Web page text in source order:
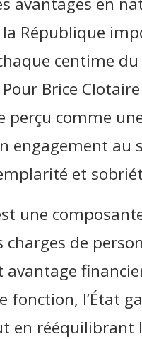
République
centime
Brice
perçu comme
engagement au
et
une
de
fonction, l’État
en rééquilibrant